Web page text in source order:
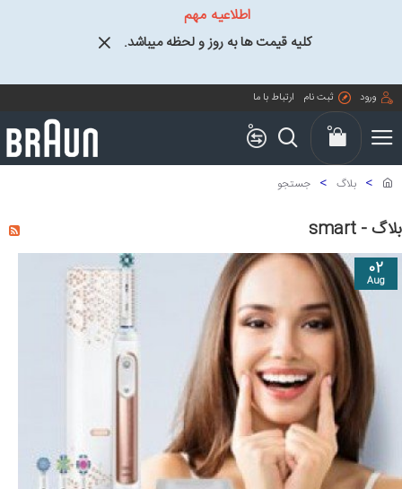
اطلاعیه مهم
کلیه قیمت ها به روز و لحظه میباشد.
ورود ثبت نام ارتباط با ما
0 0
بلاگ جستجو
بلاگ - smart
02
Aug